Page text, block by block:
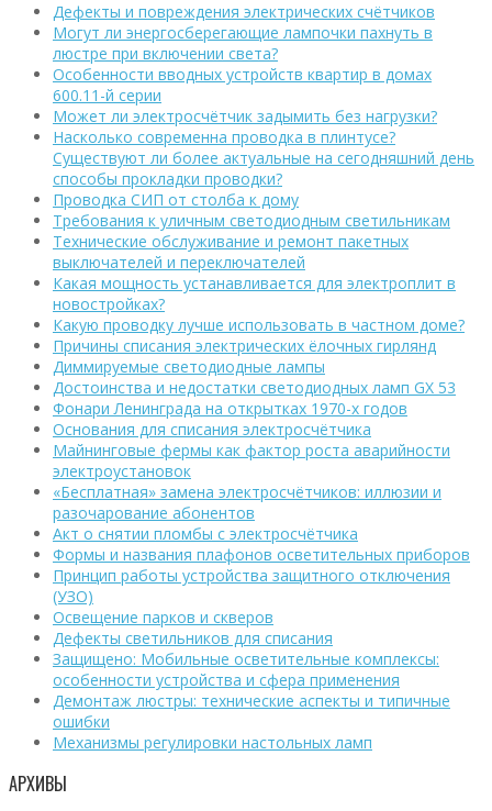
Дефекты и повреждения электрических счётчиков
Могут ли энергосберегающие лампочки пахнуть в
люстре при включении света?
Особенности вводных устройств квартир в домах
600.11-й серии
Может ли электросчётчик задымить без нагрузки?
Насколько современна проводка в плинтусе?
Существуют ли более актуальные на сегодняшний день
способы прокладки проводки?
Проводка СИП от столба к дому
Требования к уличным светодиодным светильникам
Технические обслуживание и ремонт пакетных
выключателей и переключателей
Какая мощность устанавливается для электроплит в
новостройках?
Какую проводку лучше использовать в частном доме?
Причины списания электрических ёлочных гирлянд
Диммируемые светодиодные лампы
Достоинства и недостатки светодиодных ламп GX 53
Фонари Ленинграда на открытках 1970-х годов
Основания для списания электросчётчика
Майнинговые фермы как фактор роста аварийности
электроустановок
«Бесплатная» замена электросчётчиков: иллюзии и
разочарование абонентов
Акт о снятии пломбы с электросчётчика
Формы и названия плафонов осветительных приборов
Принцип работы устройства защитного отключения
(УЗО)
Освещение парков и скверов
Дефекты светильников для списания
Защищено: Мобильные осветительные комплексы:
особенности устройства и сфера применения
Демонтаж люстры: технические аспекты и типичные
ошибки
Механизмы регулировки настольных ламп
АРХИВЫ